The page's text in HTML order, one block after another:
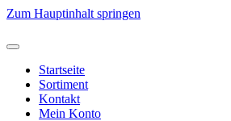
Zum Hauptinhalt springen
Startseite
Sortiment
Kontakt
Mein Konto